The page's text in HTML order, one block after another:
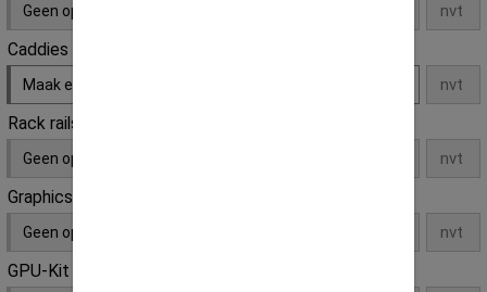
Geen opties
Caddies / Trays
Maak een keuze
Rack rails
Geen opties
Graphics card
Geen opties
GPU-Kit